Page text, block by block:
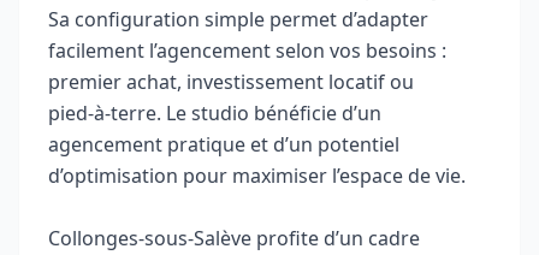
Sa configuration simple permet d’adapter
facilement l’agencement selon vos besoins :
premier achat, investissement locatif ou
pied‑à‑terre. Le studio bénéficie d’un
agencement pratique et d’un potentiel
d’optimisation pour maximiser l’espace de vie.
Collonges-sous-Salève profite d’un cadre